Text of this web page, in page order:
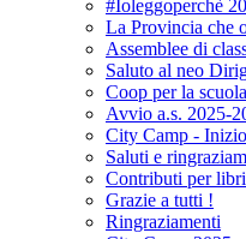
#Ioleggoperchè
La Provincia che
Assemblee di
Saluto al neo
Coop per la
Avvio a.s. 2025-
City Camp -
Saluti e
Contributi per
Grazie a tutti !
Ringraziamenti